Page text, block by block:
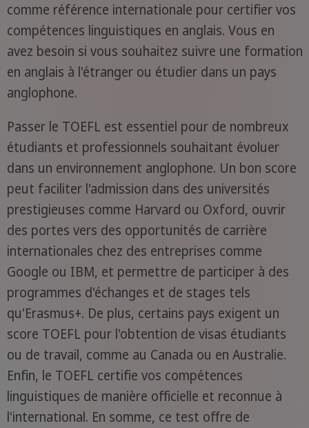
comme référence internationale pour certifier vos
compétences linguistiques en anglais. Vous en
avez besoin si vous souhaitez suivre une formation
en anglais à l'étranger ou étudier dans un pays
anglophone.
Passer le TOEFL est essentiel pour de nombreux
étudiants et professionnels souhaitant évoluer
dans un environnement anglophone. Un bon score
peut faciliter l'admission dans des universités
prestigieuses comme Harvard ou Oxford, ouvrir
des portes vers des opportunités de carrière
internationales chez des entreprises comme
Google ou IBM, et permettre de participer à des
programmes d'échanges et de stages tels
qu'Erasmus+. De plus, certains pays exigent un
score TOEFL pour l'obtention de visas étudiants
ou de travail, comme au Canada ou en Australie.
Enfin, le TOEFL certifie vos compétences
linguistiques de manière officielle et reconnue à
l'international. En somme, ce test offre de